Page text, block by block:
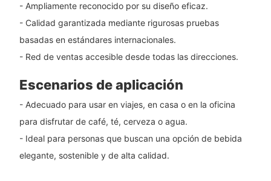
- Ampliamente reconocido por su diseño eficaz.
- Calidad garantizada mediante rigurosas pruebas
basadas en estándares internacionales.
- Red de ventas accesible desde todas las direcciones.
Escenarios de aplicación
- Adecuado para usar en viajes, en casa o en la oficina
para disfrutar de café, té, cerveza o agua.
- Ideal para personas que buscan una opción de bebida
elegante, sostenible y de alta calidad.